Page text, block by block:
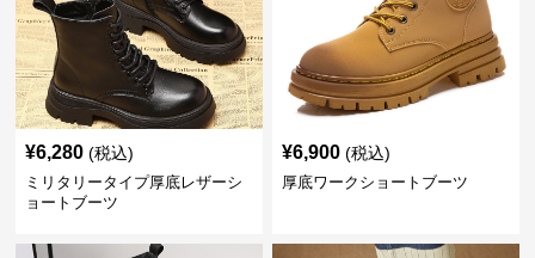
¥6,280 (税込)
ミリタリータイプ厚底レザーシ
ョートブーツ
¥6,900 (税込)
厚底ワークショートブーツ